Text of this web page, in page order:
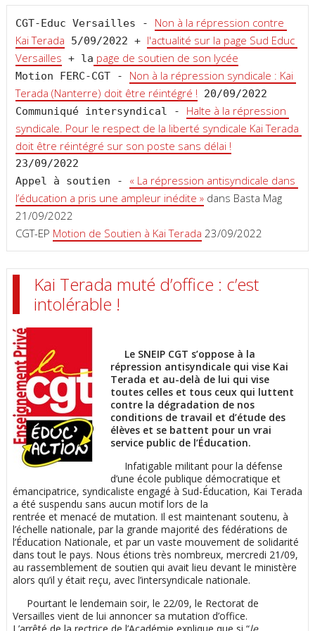
CGT-Educ Versailles - Non à la répression contre
Kai Terada 5/09/2022 + l'actualité sur la page Sud Educ
Versailles + la page de soutien de son lycée
Motion FERC-CGT - Non à la répression syndicale : Kai
Terada (Nanterre) doit être réintégré ! 20/09/2022
Communiqué intersyndical - Halte à la répression
syndicale. Pour le respect de la liberté syndicale Kai Terada
doit être réintégré sur son poste sans délai !
23/09/2022
Appel à soutien - « La répression antisyndicale dans
l’éducation a pris une ampleur inédite » dans Basta Mag
21/09/2022
CGT-EP Motion de Soutien à Kai Terada
Kai Terada muté d’office : c’est
intolérable !
Le SNEIP CGT s’oppose à la
répression antisyndicale qui vise Kai
Terada et au-delà de lui qui vise
toutes celles et tous ceux qui luttent
contre la dégradation de nos
conditions de travail et d’étude des
élèves et se battent pour un vrai
service public de l’Éducation.
Infatigable militant pour la défense
d’une école publique démocratique et
émancipatrice, syndicaliste engagé à Sud-Éducation, Kai Terada
a été suspendu sans aucun motif lors de la
rentrée et menacé de mutation. Il est maintenant soutenu, à
l’échelle nationale, par la grande majorité des fédérations de
l’Éducation Nationale, et par un vaste mouvement de solidarité
dans tout le pays. Nous étions très nombreux, mercredi 21/09,
au rassemblement de soutien qui avait lieu devant le ministère
alors qu’il y était reçu, avec l’intersyndicale nationale.
Pourtant le lendemain soir, le 22/09, le Rectorat de
Versailles vient de lui annoncer sa mutation d’office.